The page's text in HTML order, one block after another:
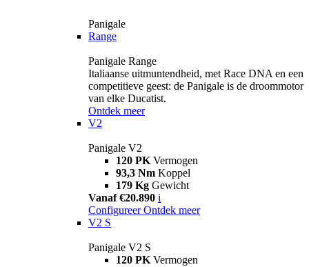
Panigale
Range
Panigale Range
Italiaanse uitmuntendheid, met Race DNA en een
competitieve geest: de Panigale is de droommotor
van elke Ducatist.
Ontdek meer
V2
Panigale V2
120 PK Vermogen
93,3 Nm Koppel
179 Kg Gewicht
Vanaf €20.890 i
Configureer Ontdek meer
V2 S
Panigale V2 S
120 PK Vermogen